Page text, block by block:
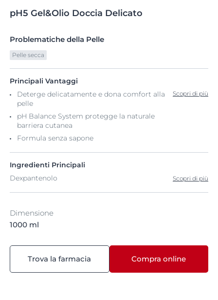
pH5 Gel&Olio Doccia Delicato
Problematiche della Pelle
Pelle secca
Principali Vantaggi
Deterge delicatamente e dona comfort alla
pelle
pH Balance System protegge la naturale
barriera cutanea
Formula senza sapone
Scopri di più
Ingredienti Principali
Dexpantenolo
Scopri di più
Dimensione
1000 ml
Trova la farmacia Compra online